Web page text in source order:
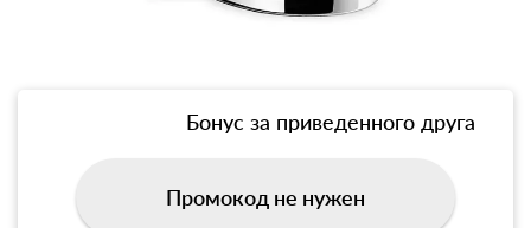
Бонус за приведенного друга
Промокод не нужен